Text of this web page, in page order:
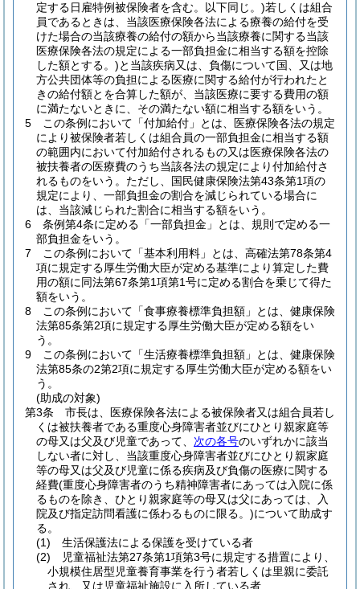
定する日雇特例被保険者を含む。以下同じ。)若しくは組合
員であるときは、当該医療保険各法による療養の給付を受
けた場合の当該療養の給付の額から当該療養に関する当該
医療保険各法の規定による一部負担金に相当する額を控除
した額とする。)と当該疾病又は、負傷について国、又は地
方公共団体等の負担による医療に関する給付が行われたと
きの給付額とを合算した額が、当該医療に要する費用の額
に満たないときに、その満たない額に相当する額をいう。
5
この条例において「付加給付」とは、医療保険各法の規定
により被保険者若しくは組合員の一部負担金に相当する額
の範囲内において付加給付されるもの又は医療保険各法の
被扶養者の医療費のうち当該各法の規定により付加給付さ
れるものをいう。 ただし、国民健康保険法第43条第1項の
規定により、一部負担金の割合を減じられている場合に
は、当該減じられた割合に相当する額をいう。
6
条例第4条に定める「一部負担金」とは、規則で定める一
部負担金をいう。
7
この条例において「基本利用料」とは、高確法第78条第4
項に規定する厚生労働大臣が定める基準により算定した費
用の額に同法第67条第1項第1号に定める割合を乗じて得た
額をいう。
8
この条例において「食事療養標準負担額」とは、健康保険
法第85条第2項に規定する厚生労働大臣が定める額をい
う。
9
この条例において「生活療養標準負担額」とは、健康保険
法第85条の2第2項に規定する厚生労働大臣が定める額をい
う。
(助成の対象)
第3条
市長は、医療保険各法による被保険者又は組合員若し
くは被扶養者である重度心身障害者並びにひとり親家庭等
の母又は父及び児童であって、 次の各号のいずれかに該当
しない者に対し、当該重度心身障害者並びにひとり親家庭
等の母又は父及び児童に係る疾病及び負傷の医療に関する
経費(重度心身障害者のうち精神障害者にあっては入院に係
るものを除き、ひとり親家庭等の母又は父にあっては、入
院及び指定訪問看護に係わるものに限る。)について助成す
る。
(1)
生活保護法による保護を受けている者
(2)
児童福祉法第27条第1項第3号に規定する措置により、
小規模住居型児童養育事業を行う者若しくは里親に委託
され、又は児童福祉施設に入所している者